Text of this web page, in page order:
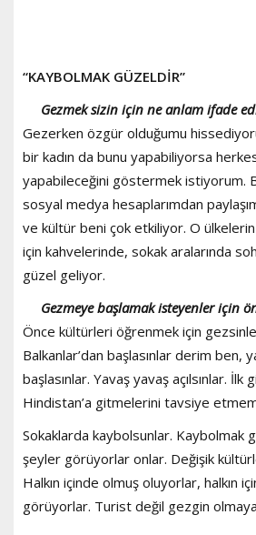
“KAYBOLMAK GÜZELDİR”
Gezmek sizin için ne anlam ifade
Gezerken özgür olduğumu
bir kadın da bunu yapabiliyorsa
yapabileceğini göstermek istiyorum.
sosyal medya hesaplarımdan
ve kültür beni çok etkiliyor. O
için kahvelerinde, sokak aralarında
güzel geliyor.
Gezmeye başlamak isteyenler için
Önce kültürleri öğrenmek için
Balkanlar’dan başlasınlar derim ben,
başlasınlar. Yavaş yavaş açılsınlar.
Hindistan’a gitmelerini tavsiye
Sokaklarda kaybolsunlar. Kaybolmak
şeyler görüyorlar onlar. Değişik
Halkın içinde olmuş oluyorlar, halkın
görüyorlar. Turist değil gezgin olmaya